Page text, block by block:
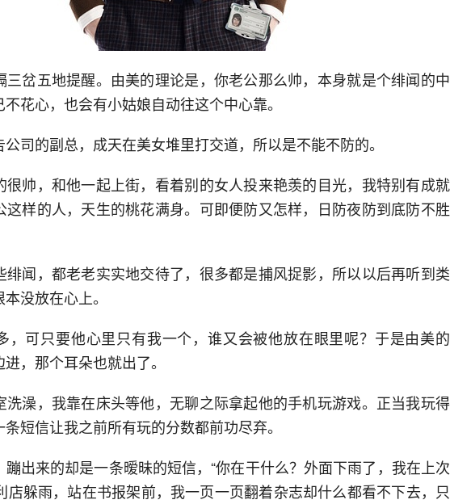
三岔五地提醒。由美的理论是，你老公那么帅，本身就是个绯闻的中
花心，也会有小姑娘自动往这个中心靠。
司的副总，成天在美女堆里打交道，所以是不能不防的。
很帅，和他一起上街，看着别的女人投来艳羡的目光，我特别有成就
这样的人，天生的桃花满身。可即便防又怎样，日防夜防到底防不胜
绯闻，都老老实实地交待了，很多都是捕风捉影，所以以后再听到类
没放在心上。
，可只要他心里只有我一个，谁又会被他放在眼里呢？于是由美的
，那个耳朵也就出了。
洗澡，我靠在床头等他，无聊之际拿起他的手机玩游戏。正当我玩得
短信让我之前所有玩的分数都前功尽弃。
蹦出来的却是一条暧昧的短信，“你在干什么？外面下雨了，我在上次
店躲雨，站在书报架前，我一页一页翻着杂志却什么都看不下去，只